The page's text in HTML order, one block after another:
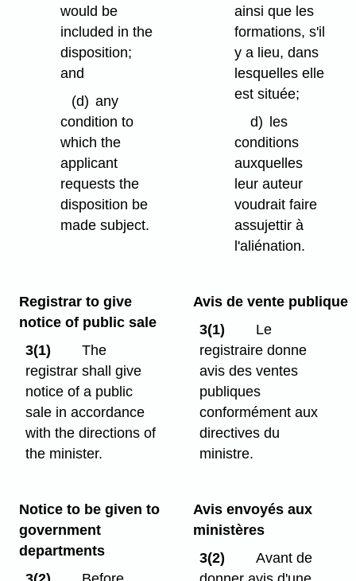
would be
included in the
disposition;
and
(d) any
condition to
which the
applicant
requests the
disposition be
made subject.
ainsi que les
formations, s'il
y a lieu, dans
lesquelles elle
est située;
d)
les
conditions
auxquelles
leur auteur
voudrait faire
assujettir à
l'aliénation.
Registrar to give
notice of public sale
3(1)
The
registrar shall give
notice of a public
sale in accordance
with the directions of
the minister.
Avis de vente publique
3(1)
Le
registraire donne
avis des ventes
publiques
conformément aux
directives du
ministre.
Notice to be given to
government
departments
Avis envoyés aux
ministères
3(2)
Avant de